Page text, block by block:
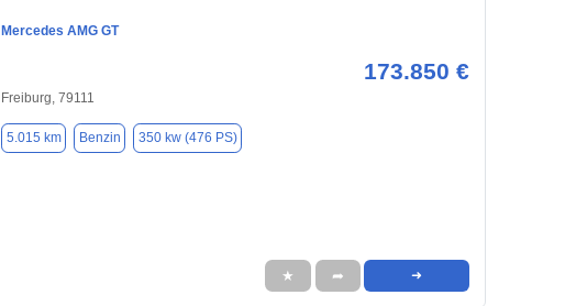
Mercedes AMG GT
173.850 €
Freiburg, 79111
5.015 km Benzin 350 kw (476 PS)
★ ➦ ➜